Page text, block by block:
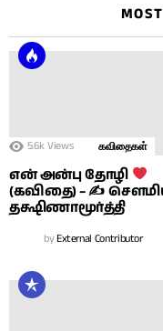
5.6k Views கவிதைகள்
என் அன்பு தோழி
(கவிதை) – ✍
தக்ஷிணாமூர்த்தி
byExternal Contributor